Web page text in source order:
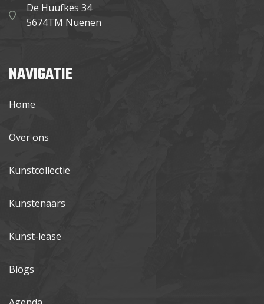
De Huufkes 34
5674TM Nuenen
NAVIGATIE
Home
Over ons
Kunstcollectie
Kunstenaars
Kunst-lease
Blogs